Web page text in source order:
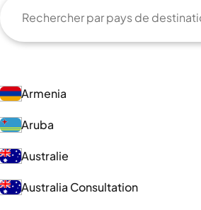
Armenia
Aruba
Australie
Australia Consultation